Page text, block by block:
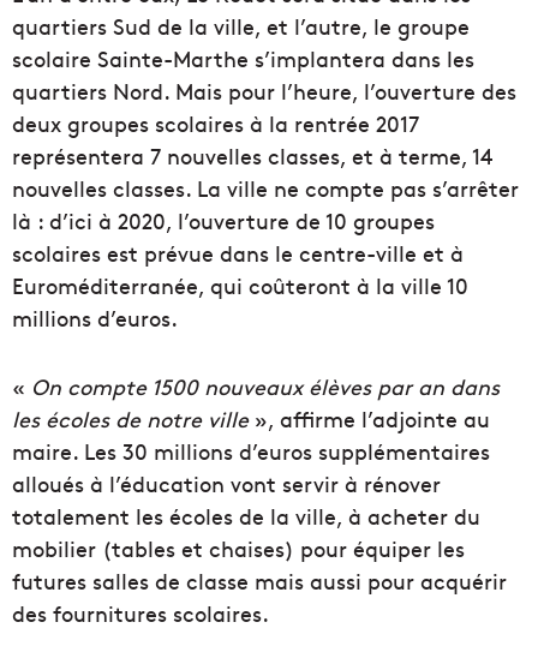
quartiers Sud de la ville, et l’autre, le groupe
scolaire Sainte-Marthe s’implantera dans les
quartiers Nord. Mais pour l’heure, l’ouverture des
deux groupes scolaires à la rentrée 2017
représentera 7 nouvelles classes, et à terme, 14
nouvelles classes. La ville ne compte pas s’arrêter
là : d’ici à 2020, l’ouverture de 10 groupes
scolaires est prévue dans le centre-ville et à
Euroméditerranée, qui coûteront à la ville 10
millions d’euros.
« On compte 1500 nouveaux élèves par an dans
les écoles de notre ville», affirme l’adjointe au
maire. Les 30 millions d’euros supplémentaires
alloués à l’éducation vont servir à rénover
totalement les écoles de la ville, à acheter du
mobilier (tables et chaises) pour équiper les
futures salles de classe mais aussi pour acquérir
des fournitures scolaires.